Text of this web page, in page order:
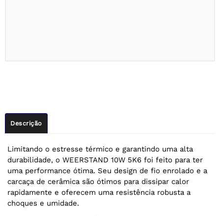
Descrição
Limitando o estresse térmico e garantindo uma alta
durabilidade, o WEERSTAND 10W 5K6 foi feito para ter
uma performance ótima. Seu design de fio enrolado e a
carcaça de cerâmica são ótimos para dissipar calor
rapidamente e oferecem uma resistência robusta a
choques e umidade.